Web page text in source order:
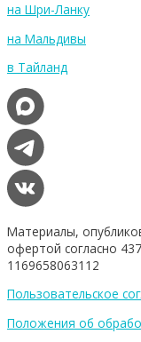
на Шри-Ланку
на Мальдивы
в Тайланд
Материалы,
офертой согласно
1169658063112
Пользовательское
Положения об